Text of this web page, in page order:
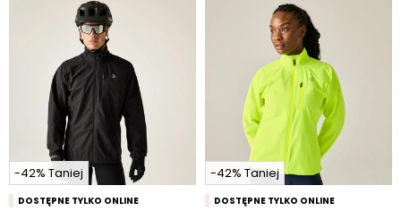
-42% Taniej
DOSTĘPNE TYLKO ONLINE
-42% Taniej
DOSTĘPNE TYLKO ONLINE